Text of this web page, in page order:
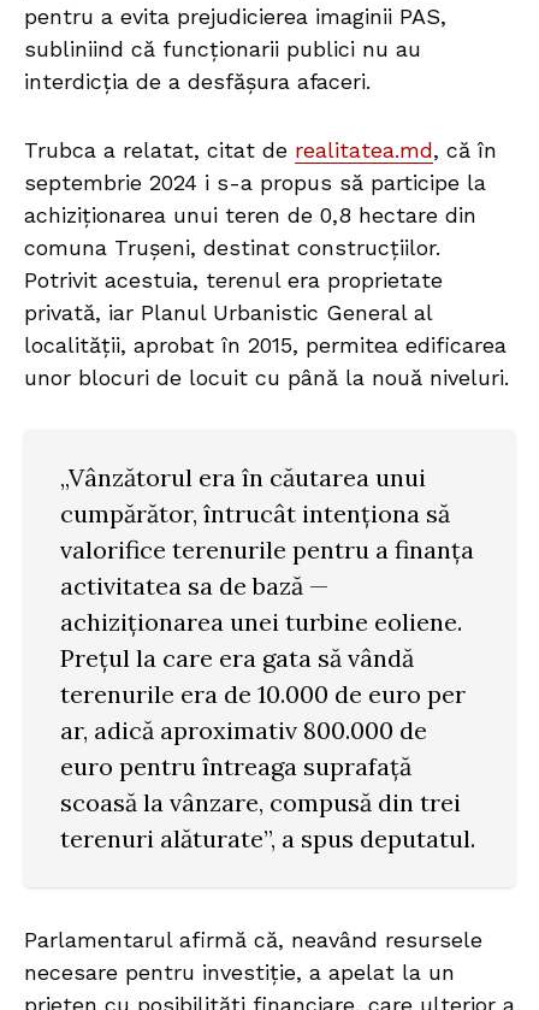
pentru a evita prejudicierea imaginii PAS,
subliniind că funcționarii publici nu au
interdicția de a desfășura afaceri.
Trubca a relatat, citat de realitatea.md, că în
septembrie 2024 i s-a propus să participe la
achiziționarea unui teren de 0,8 hectare din
comuna Trușeni, destinat construcțiilor.
Potrivit acestuia, terenul era proprietate
privată, iar Planul Urbanistic General al
localității, aprobat în 2015, permitea edificarea
unor blocuri de locuit cu până la nouă niveluri.
„Vânzătorul era în căutarea unui
cumpărător, întrucât intenționa să
valorifice terenurile pentru a finanța
activitatea sa de bază —
achiziționarea unei turbine eoliene.
Prețul la care era gata să vândă
terenurile era de 10.000 de euro per
ar, adică aproximativ 800.000 de
euro pentru întreaga suprafață
scoasă la vânzare, compusă din trei
terenuri alăturate”, a spus deputatul.
Parlamentarul afirmă că, neavând resursele
necesare pentru investiție, a apelat la un